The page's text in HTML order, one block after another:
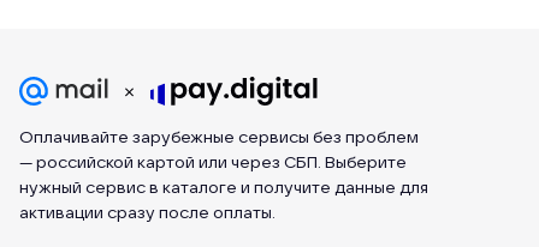
Оплачивайте зарубежные сервисы без проблем
— российской картой или через СБП. Выберите
нужный сервис в каталоге и получите данные для
активации сразу после оплаты.